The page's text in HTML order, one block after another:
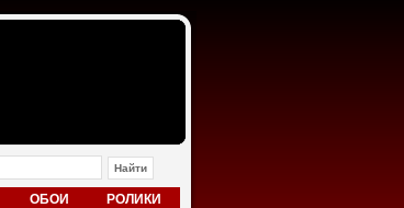
ОБОИ РОЛИКИ